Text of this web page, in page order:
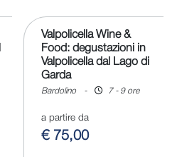
Valpolicella Wine &
Food: degustazioni in
Valpolicella dal Lago di
Garda
Bardolino - 7 - 9 ore
a partire da
€ 75,00